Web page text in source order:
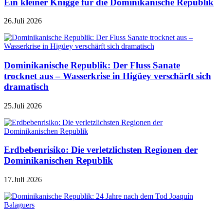
26.Juli 2026
Dominikanische Republik: Der Fluss Sanate
trocknet aus – Wasserkrise in Higüey verschärft sich
dramatisch
25.Juli 2026
Erdbebenrisiko: Die verletzlichsten Regionen der
Dominikanischen Republik
17.Juli 2026